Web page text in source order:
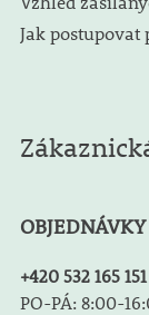
Jak postupovat
OBJEDNÁVKY
+420 532 165 151
PO-PÁ: 8:00-